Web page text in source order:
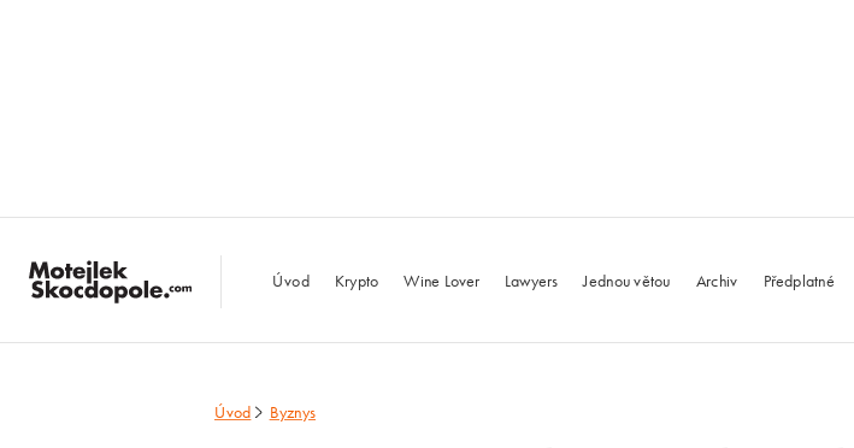
MotejlekSkocdopole.com
Úvod Krypto Wine Lover Lawyers Jednou větou Archiv Předplatné
Úvod Byznys